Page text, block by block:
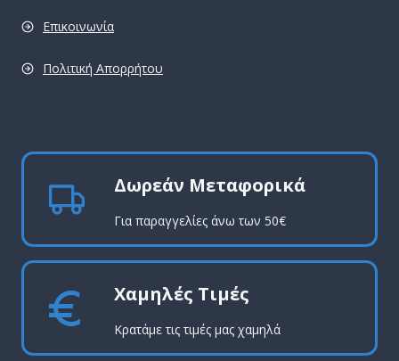
Επικοινωνία
Πολιτική Απορρήτου
Δωρεάν Μεταφορικά
Για παραγγελίες άνω των 50€
Χαμηλές Τιμές
Κρατάμε τις τιμές μας χαμηλά